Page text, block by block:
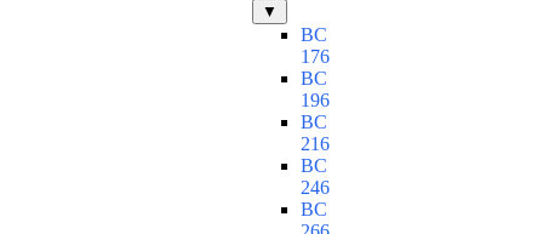
▼
BC
176
BC
196
BC
216
BC
246
BC